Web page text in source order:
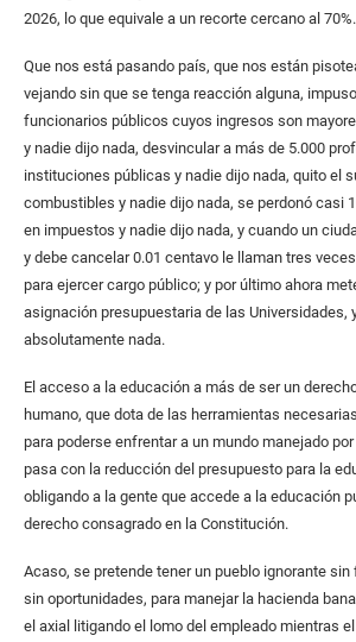
2026, lo que equivale a un recorte cercano al 70%.
Que nos está pasando país, que nos están
vejando sin que se tenga reacción alguna,
funcionarios públicos cuyos ingresos son
y nadie dijo nada, desvincular a más de 5.000
instituciones públicas y nadie dijo nada, quito el
combustibles y nadie dijo nada, se perdonó casi
en impuestos y nadie dijo nada, y cuando un
y debe cancelar 0.01 centavo le llaman tres
para ejercer cargo público; y por último ahora
asignación presupuestaria de las Universidades,
absolutamente nada.
El acceso a la educación a más de ser un
humano, que dota de las herramientas
para poderse enfrentar a un mundo manejado
pasa con la reducción del presupuesto para la
obligando a la gente que accede a la educación
derecho consagrado en la Constitución.
Acaso, se pretende tener un pueblo ignorante
sin oportunidades, para manejar la hacienda
el axial litigando el lomo del empleado mientras